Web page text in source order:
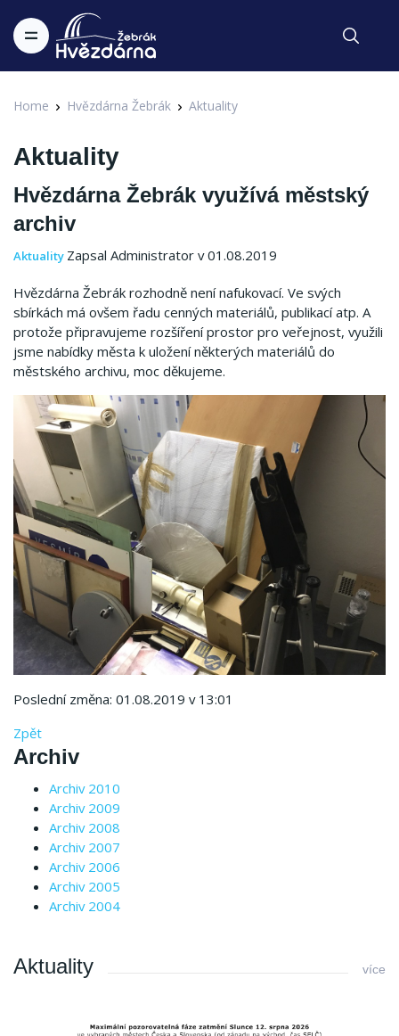
Home Hvězdárna Žebrák Aktuality
Aktuality
Hvězdárna Žebrák využívá městský
archiv
Aktuality Zapsal Administrator v 01.08.2019
Hvězdárna Žebrák rozhodně není nafukovací. Ve svých
sbírkách má ovšem řadu cenných materiálů, publikací atp. A
protože připravujeme rozšíření prostor pro veřejnost, využili
jsme nabídky města k uložení některých materiálů do
městského archivu, moc děkujeme.
Poslední změna: 01.08.2019 v 13:01
Zpět
Archiv
Archiv 2010
Archiv 2009
Archiv 2008
Archiv 2007
Archiv 2006
Archiv 2005
Archiv 2004
Aktuality více